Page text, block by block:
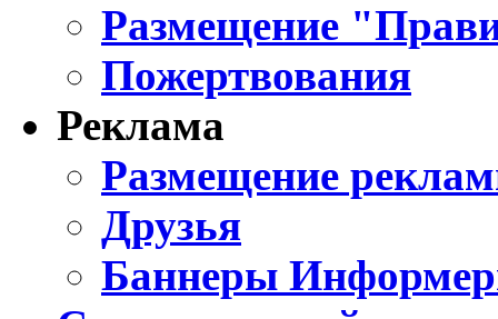
Размещение
Пожертвования
Реклама
Размещение
Друзья
Баннеры